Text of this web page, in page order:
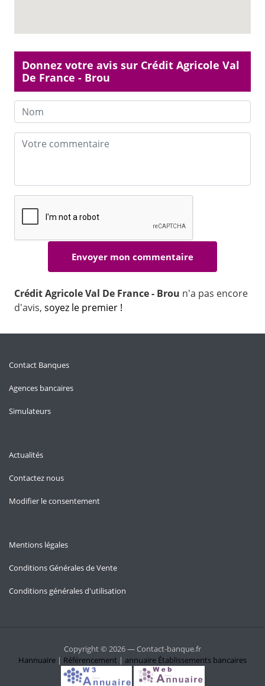
Donnez votre avis sur Crédit Agricole Val
De France - Brou
Crédit Agricole Val De France - Brou n'a pas encore
d'avis, soyez le premier !
Contact Banques
Agences bancaires
Simulateurs
Actualités
Contactez nous
Modifier le consentement
Mentions légales
Conditions Générales de Vente
Conditions générales d'utilisation
Copyright © 2026 — Contact-banque.fr
Hannuaire | Référencement | annuaire Établissements bancaires